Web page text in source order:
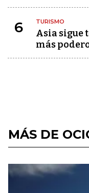
6 TURISMO
Asia sigue
más
MÁS DE